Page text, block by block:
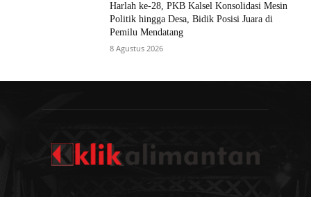
Harlah ke-28, PKB Kalsel Konsolidasi Mesin
Politik hingga Desa, Bidik Posisi Juara di
Pemilu Mendatang
8 Agustus 2026